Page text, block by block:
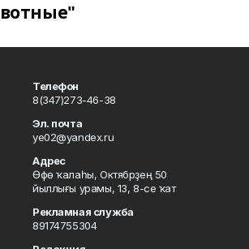
Телефон
8(347)273-46-38
Эл. почта
ye02@yandex.ru
Адрес
Өфө ҡалаһы, Октябрҙең 50
йыллығы урамы, 13, 8-се ҡат
Рекламная служба
89174755304